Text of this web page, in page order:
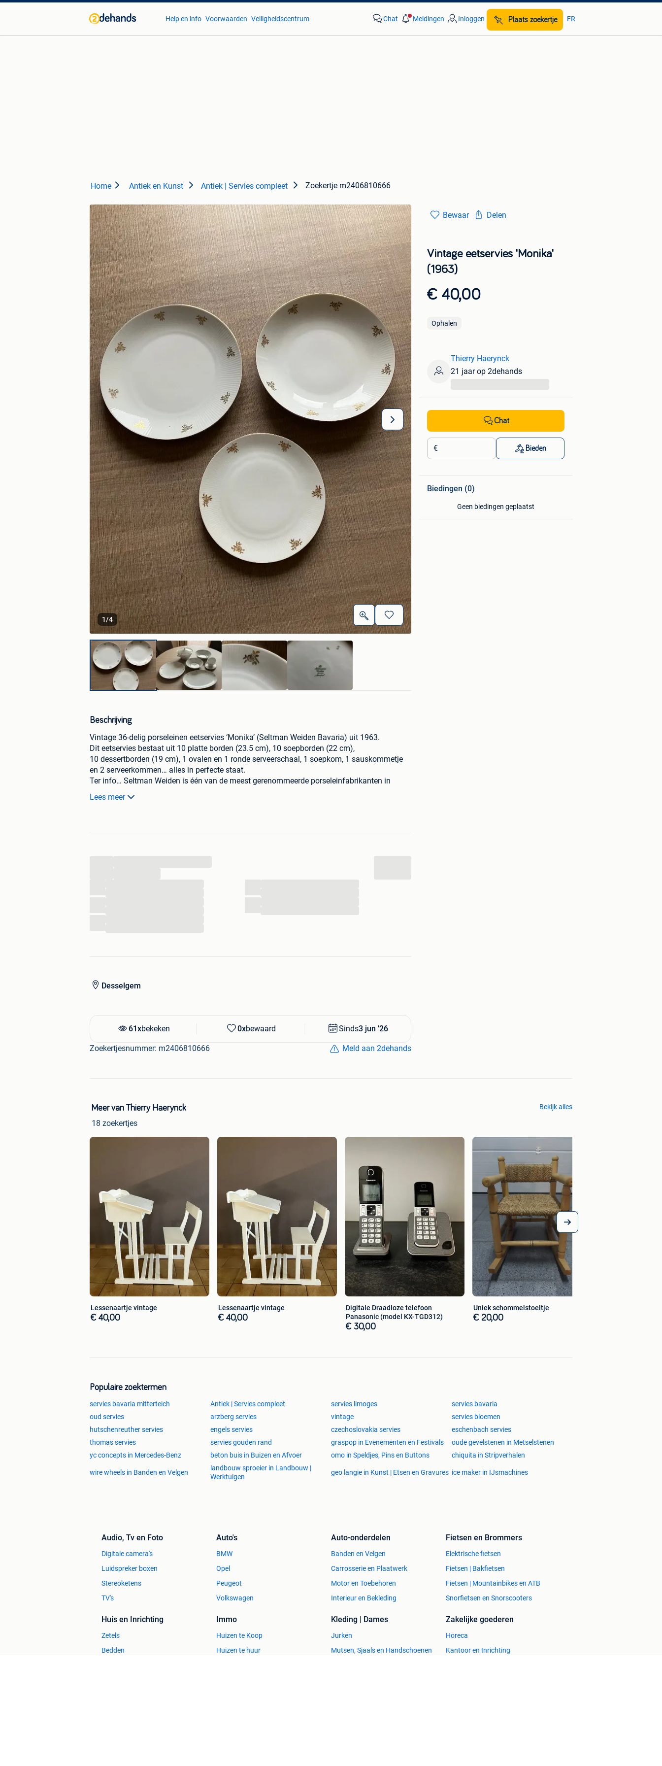
Help en info Voorwaarden Veiligheidscentrum Chat Meldingen Inloggen Plaats zoekertje FR
Home Antiek en Kunst Antiek | Servies compleet Zoekertje m2406810666
1/4
Beschrijving
Vintage 36-delig porseleinen eetservies ‘Monika’ (Seltman Weiden Bavaria) uit 1963.
Dit eetservies bestaat uit 10 platte borden (23.5 cm), 10 soepborden (22 cm),
10 dessertborden (19 cm), 1 ovalen en 1 ronde serveerschaal, 1 soepkom, 1 sauskommetje
en 2 serveerkommen… alles in perfecte staat.
Ter info… Seltman Weiden is één van de meest gerenommeerde porseleinfabrikanten in
Duitsland met meer dan 100 jaar productie-ervaring. Dit internationaal gewaardeerde merk
staat bekend om zijn hoge kwaliteit porselein op het gebied van functionaliteit,
Lees meer
Desselgem
61xbekeken 0xbewaard Sinds3 jun '26
Zoekertjesnummer: m2406810666 Meld aan 2dehands
Bewaar Delen
Vintage eetservies 'Monika'
(1963)
€ 40,00
Ophalen
Thierry Haerynck
21 jaar op 2dehands
Chat
€ Bieden
Biedingen (0)
Geen biedingen geplaatst
Meer van Thierry Haerynck
18 zoekertjes
Bekijk alles
Lessenaartje vintage
€ 40,00
Lessenaartje vintage
€ 40,00
Digitale Draadloze telefoon
Panasonic (model KX-TGD312)
€ 30,00
Uniek schommelstoeltje
€ 20,00
Populaire zoektermen
servies bavaria mitterteich Antiek | Servies compleet servies limoges
servies bavaria
oud servies
arzberg servies vintage
servies bloemen
hutschenreuther servies
engels servies czechoslovakia servies
eschenbach servies
thomas servies
servies gouden rand graspop in Evenementen en Festivals
oude gevelstenen in Metselstenen
yc concepts in Mercedes-Benz
beton buis in Buizen en Afvoer omo in Speldjes, Pins en Buttons chiquita in Stripverhalen
wire wheels in Banden en Velgen
landbouw sproeier in Landbouw |
Werktuigen
geo langie in Kunst | Etsen en Gravures ice maker in IJsmachines
Audio, Tv en Foto
Digitale camera's
Luidspreker boxen
Stereoketens
TV's
Auto's
BMW
Opel
Peugeot
Volkswagen
Auto-onderdelen
Banden en Velgen
Carrosserie en Plaatwerk
Motor en Toebehoren
Interieur en Bekleding
Fietsen en Brommers
Elektrische fietsen
Fietsen | Bakfietsen
Fietsen | Mountainbikes en ATB
Snorfietsen en Snorscooters
Huis en Inrichting
Zetels
Bedden
Immo
Huizen te Koop
Huizen te huur
Kleding | Dames
Jurken
Mutsen, Sjaals en Handschoenen
Zakelijke goederen
Horeca
Kantoor en Inrichting